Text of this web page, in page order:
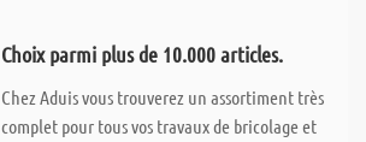
Choix parmi plus de 10.000 articles.
Chez Aduis vous trouverez un assortiment très
complet pour tous vos travaux de bricolage et